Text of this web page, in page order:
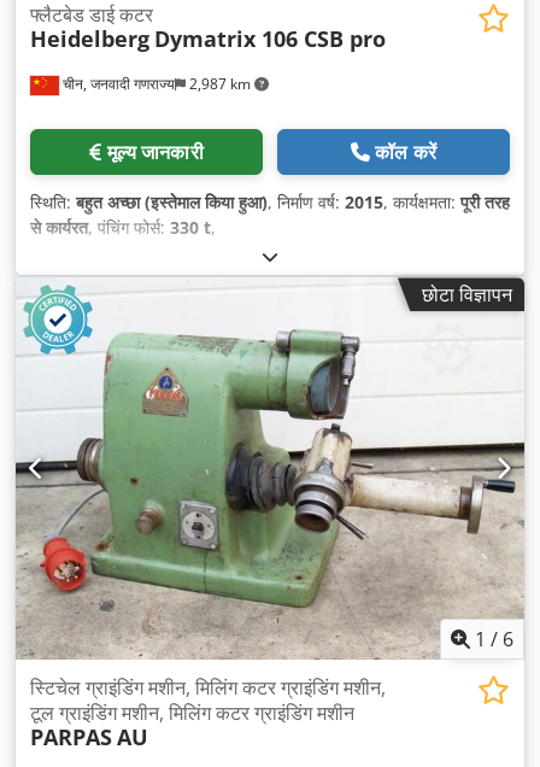
चीन, जनवादी गणराज्य 2,987 km
फ्लैटबेड डाई कटर
Heidelberg Dymatrix 106 CSB pro
मूल्य जानकारी कॉल करें
स्थिति:बहुत अच्छा (इस्तेमाल किया हुआ), निर्माण वर्ष: 2015, कार्यक्षमता:पूरी तरह
से कार्यरत, पंचिंग फोर्स: 330 t,
छोटा विज्ञापन
1 / 6
स्टिचेल ग्राइंडिंग मशीन, मिलिंग कटर ग्राइंडिंग मशीन,
टूल ग्राइंडिंग मशीन, मिलिंग कटर ग्राइंडिंग मशीन
PARPASAU